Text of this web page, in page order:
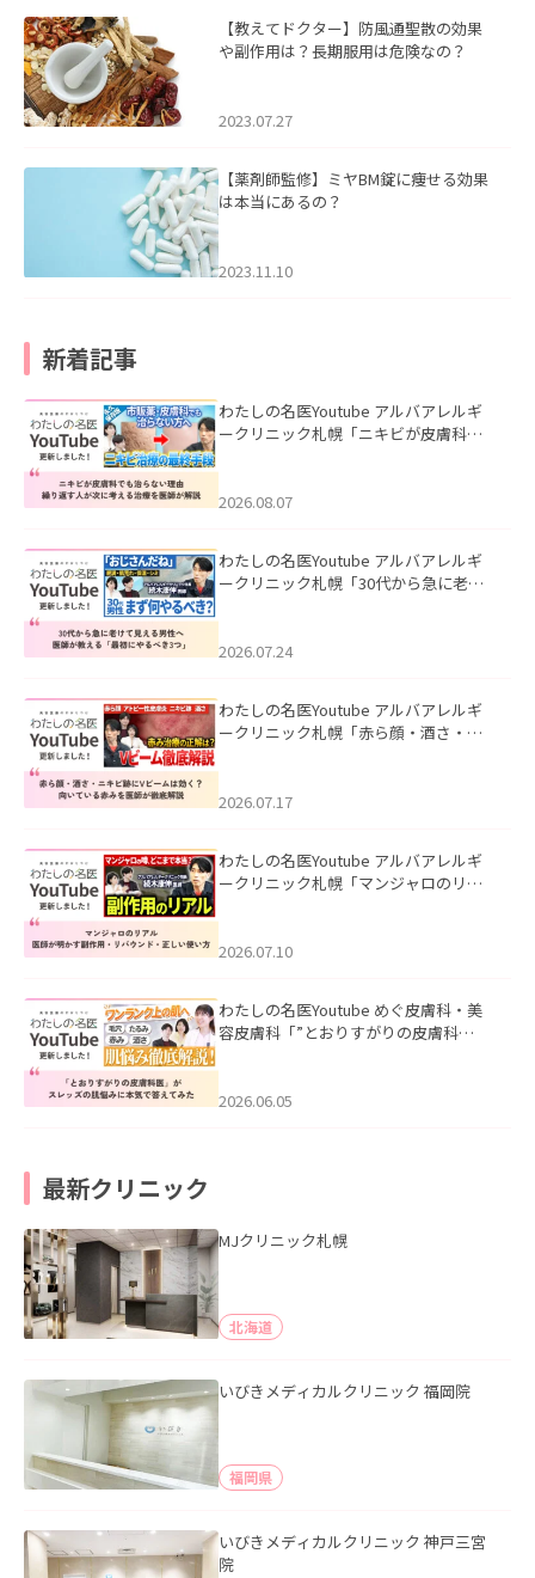
【教えてドクター】防風通聖散の効果
や副作用は？長期服用は危険なの？
2023.07.27
【薬剤師監修】ミヤBM錠に痩せる効果
は本当にあるの？
2023.11.10
新着記事
わたしの名医Youtube アルバアレルギ
ークリニック札幌「ニキビが皮膚科で
ました。
2026.08.07
わたしの名医Youtube アルバアレルギ
ークリニック札幌「30代から急に老け
た。
2026.07.24
わたしの名医Youtube アルバアレルギ
ークリニック札幌「赤ら顔・酒さ・ニ
した。
2026.07.17
わたしの名医Youtube アルバアレルギ
ークリニック札幌「マンジャロのリア
た。
2026.07.10
わたしの名医Youtube めぐ皮膚科・美
容皮膚科「”とおりすがりの皮膚科
2026.06.05
最新クリニック
MJクリニック札幌
北海道
いびきメディカルクリニック 福岡院
福岡県
いびきメディカルクリニック 神戸三宮
院